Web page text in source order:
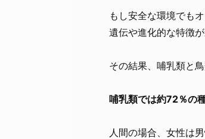
もし安全な環境でも
遺伝や進化的な特徴
その結果、哺乳類と
哺乳類では約72％の
人間の場合、女性は